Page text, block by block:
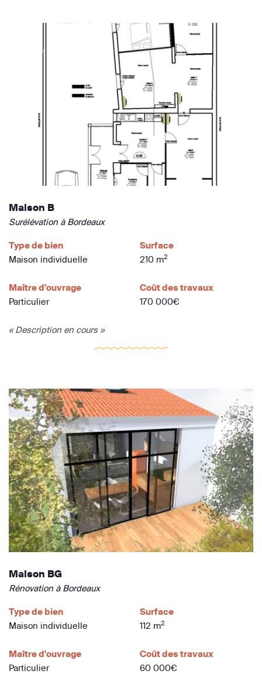
Maison B
Surélévation à Bordeaux
Type de bien
Maison individuelle
Surface
210 m2
Maître d'ouvrage
Particulier
Coût des travaux
170 000€
« Description en cours »
Maison BG
Rénovation à Bordeaux
Type de bien
Maison individuelle
Surface
112 m2
Maître d'ouvrage
Particulier
Coût des travaux
60 000€